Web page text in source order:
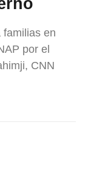
familias en
por el
CNN